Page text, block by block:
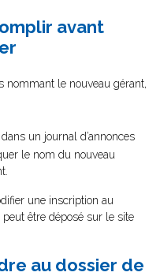
avant
nommant le nouveau gérant,
un journal d’annonces
le nom du nouveau
une inscription au
être déposé sur le site
au dossier de